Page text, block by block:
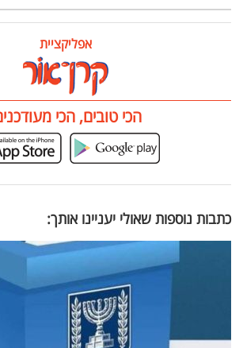
אפליקציית
הכי טובים, הכי
כתבות נוספות שאולי יעניינו אותך: